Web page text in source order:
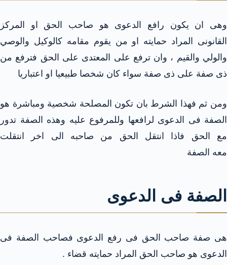
وهى ان يكون رافع الدعوى هو صاحب الحق او المركز
القانونى المراد حمايته او من يقوم مقامه كالوكيل والوصي
والولي والقيم ، وان ترفع على المعتدى على الحق فترفع من
ذى صفة على ذى صفة سواء كان شخصا طبيعيا او اعتباريا
ومن ثم فهذا الشرط بان تكون المصلحة شخصية ومباشرة هو
الصفة فى الدعوى لرافعها وللمرفوع عليه وهذه الصفة تدور
مع الحق فاذا انتقل الحق من صاحبه الى اخر انتقلت
معه الصفة
الصفة فى الدعوى
هى صفة صاحب الحق فى رفع الدعوى فصاحب الصفة فى
الدعوى هو صاحب الحق المراد حمايته قضاء .